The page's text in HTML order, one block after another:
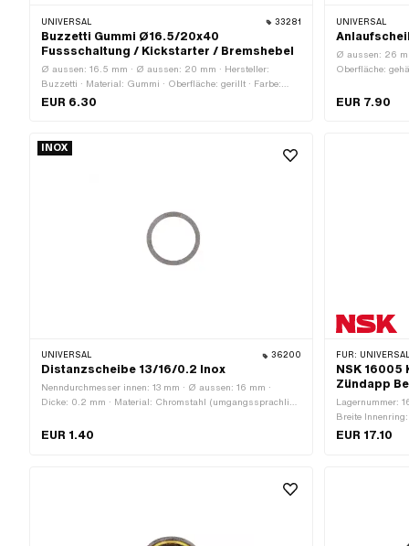
UNIVERSAL 33281
Buzzetti Gummi Ø16.5/20x40
Fussschaltung / Kickstarter / Bremshebel
Ø aussen: 16.5 mm · Ø aussen: 20 mm · Hersteller:
Buzzetti · Material: Gummi · Oberfläche: gerillt · Farbe:
schwarz · Ø innen: 7.1 mm · Gesamtlänge: 40 mm
EUR 6.30
UNIVERSAL
Ø aussen: 26
Oberfläche:
EUR 7.90
INOX
UNIVERSAL 36200
Distanzscheibe 13/16/0.2 Inox
Nenndurchmesser innen: 13 mm · Ø aussen: 16 mm ·
Dicke: 0.2 mm · Material: Chromstahl (umgangssprachlich
EUR 1.40
FÜR:
NSK 16005
Zündapp
Lagernummer:
Breite
geschlossen:
EUR 17.10